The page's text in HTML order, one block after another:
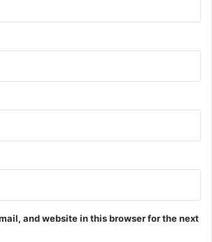
and website in this browser for the next